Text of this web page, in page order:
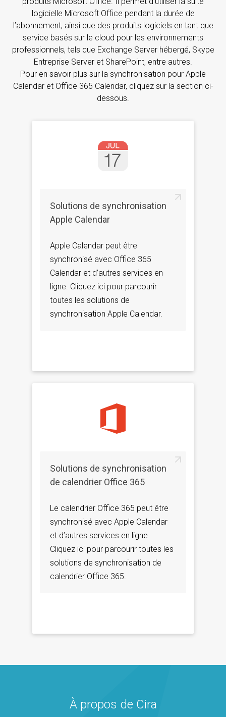
logicielle Microsoft Office pendant la durée de
l’abonnement, ainsi que des produits logiciels en tant que
service basés sur le cloud pour les environnements
professionnels, tels que Exchange Server hébergé, Skype
Entreprise Server et SharePoint, entre autres.
Pour en savoir plus sur la synchronisation pour Apple
Calendar et Office 365 Calendar, cliquez sur la section ci-
dessous.
Solutions de synchronisation
Apple Calendar
Apple Calendar peut être
synchronisé avec Office 365
Calendar et d’autres services en
ligne. Cliquez ici pour parcourir
toutes les solutions de
synchronisation Apple Calendar.
Solutions de synchronisation
de calendrier Office 365
Le calendrier Office 365 peut être
synchronisé avec Apple Calendar
et d’autres services en ligne.
Cliquez ici pour parcourir toutes les
solutions de synchronisation de
calendrier Office 365.
À propos de Cira